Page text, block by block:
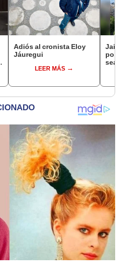
Adiós al cronista Eloy
Jáuregui
LEER MÁS
sean
de